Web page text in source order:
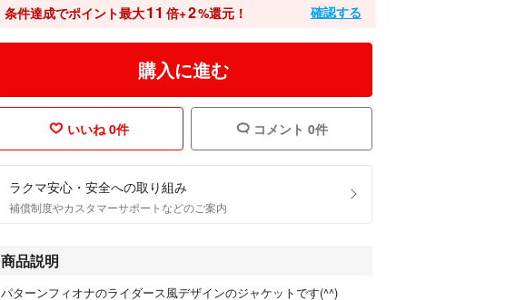
条件達成でポイント最大11 倍+2%還元！ 確認する
購入に進む
いいね 0件 コメント 0件
ラクマ安心・安全への取り組み
補償制度やカスタマーサポートなどのご案内
商品説明
パターンフィオナのライダース風デザインのジャケットです(^^)